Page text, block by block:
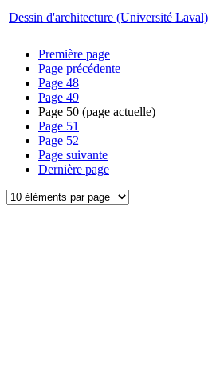
Dessin d'architecture (Université Laval)
Première page
Page précédente
Page 48
Page 49
Page 50 (page actuelle)
Page 51
Page 52
Page suivante
Dernière page